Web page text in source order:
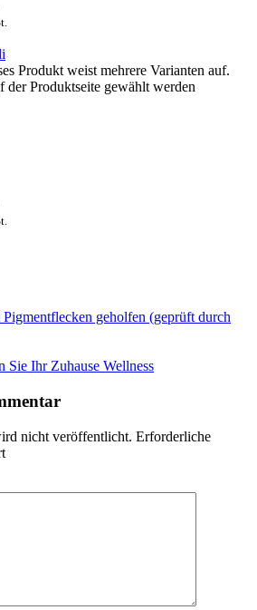
Produkt weist mehrere Varianten auf.
Produktseite gewählt werden
Pigmentflecken geholfen (geprüft durch
Sie Ihr Zuhause Wellness
nicht veröffentlicht. Erforderliche